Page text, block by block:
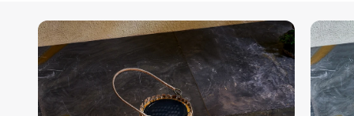
Saltar
al
final
de
la